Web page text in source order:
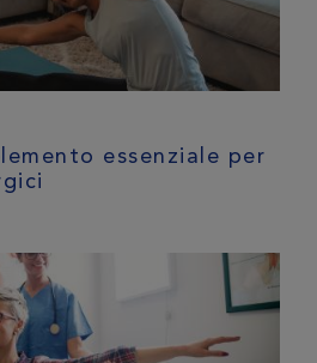
essenziale per